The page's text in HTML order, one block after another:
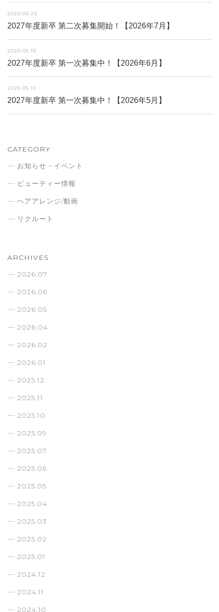
2026.06.23
2027年度新卒 第二次募集開始！【2026年7月】
2026.05.19
2027年度新卒 第一次募集中！【2026年6月】
2026.05.10
2027年度新卒 第一次募集中！【2026年5月】
CATEGORY
お知らせ・イベント
ビューティー情報
ヘアアレンジ/動画
リクルート
ARCHIVES
2026.07
2026.06
2026.05
2026.04
2026.02
2026.01
2025.12
2025.11
2025.10
2025.09
2025.07
2025.06
2025.05
2025.04
2025.03
2025.02
2025.01
2024.12
2024.11
2024.10